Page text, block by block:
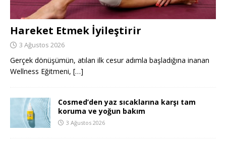
Hareket Etmek İyileştirir
3 Ağustos 2026
Gerçek dönüşümün, atılan ilk cesur adımla başladığına inanan
Wellness Eğitmeni, […]
Cosmed’den yaz sıcaklarına karşı tam
koruma ve yoğun bakım
3 Ağustos 2026